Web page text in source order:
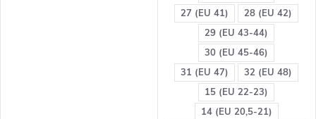
27 (EU 41)
28 (EU 42)
29 (EU 43-44)
30 (EU 45-46)
31 (EU 47)
32 (EU 48)
15 (EU 22-23)
14 (EU 20,5-21)